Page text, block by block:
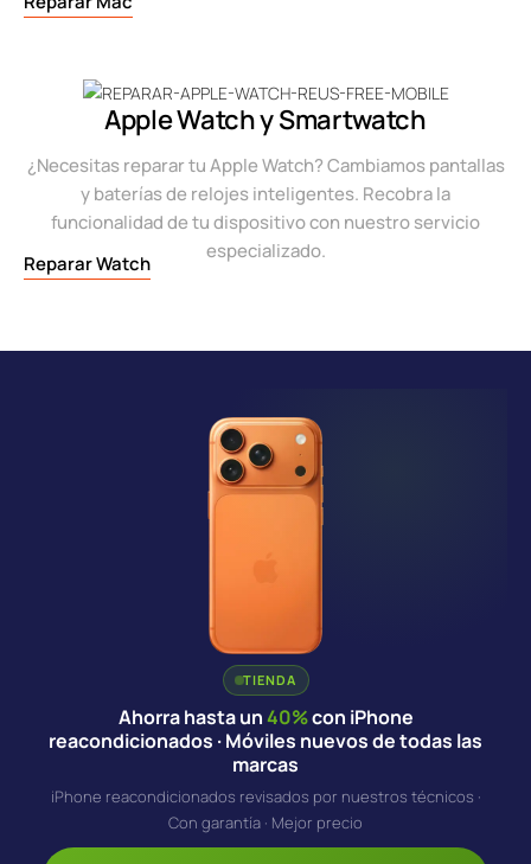
Apple Watch y Smartwatch
¿Necesitas reparar tu Apple Watch? Cambiamos pantallas
y baterías de relojes inteligentes. Recobra la
funcionalidad de tu dispositivo con nuestro servicio
especializado.
Reparar Watch
TIENDA
Ahorra hasta un40%con iPhone
reacondicionados · Móviles nuevos de todas las
marcas
iPhone reacondicionados revisados por nuestros técnicos ·
Con garantía · Mejor precio